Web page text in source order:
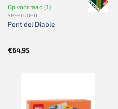
Op voorraad (1)
SPEELGOED
Pont del Diable
€64,95